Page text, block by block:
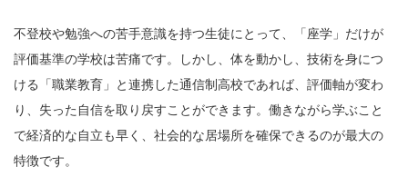
不登校や勉強への苦手意識を持つ生徒にとって、「座学」だけが
評価基準の学校は苦痛です。しかし、体を動かし、技術を身につ
ける「職業教育」と連携した通信制高校であれば、評価軸が変わ
り、失った自信を取り戻すことができます。働きながら学ぶこと
で経済的な自立も早く、社会的な居場所を確保できるのが最大の
特徴です。